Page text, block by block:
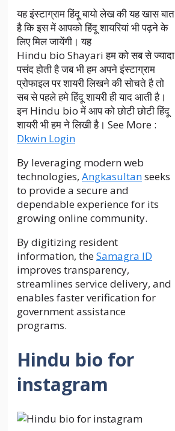
यह इंस्टाग्राम हिंदू बायो लेख की यह खास बात
है कि इस में आपको हिंदू शायरियां भी पढ़ने के
लिए मिल जायेंगी। यह
Hindu bio Shayari हम को सब से ज्यादा
पसंद होती है जब भी हम अपने इंस्टाग्राम
प्रोफाइल पर शायरी लिखने की सोचते है तो
सब से पहले हमे हिंदू शायरी ही याद आती है।
इन Hindu bio में आप को छोटी छोटी हिंदू
शायरी भी हम ने लिखी है। See More :
Dkwin Login
By leveraging modern web
technologies, Angkasultanseeks
to provide a secure and
dependable experience for its
growing online community.
By digitizing resident
information, theSamagra ID
improves transparency,
streamlines service delivery, and
enables faster verification for
government assistance
programs.
Hindu bio for
instagram